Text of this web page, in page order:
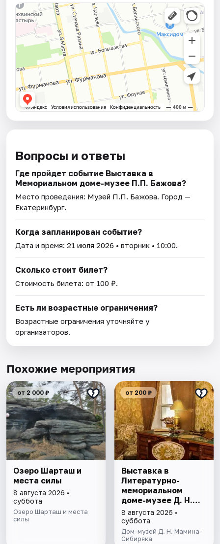
Вопросы и ответы
Где пройдет событие Выставка в
Мемориальном доме-музее П.П. Бажова?
Место проведения: Музей П.П. Бажова. Город —
Екатеринбург.
Когда запланирован событие?
Дата и время:21 июля 2026 • вторник • 10:00.
Сколько стоит билет?
Стоимость билета: от 100 ₽.
Есть ли возрастные ограничения?
Возрастные ограничения уточняйте у
организаторов.
Похожие мероприятия
от 2 000 ₽
Озеро Шарташ и
места силы
8 августа 2026 •
суббота
Озеро Шарташ и места
силы
от 200 ₽
Выставка в
Литературно-
мемориальном
доме-музее Д. Н.
Мамина- Сибиряка
8 августа 2026 •
суббота
Дом-музей Д. Н. Мамина-
Сибиряка